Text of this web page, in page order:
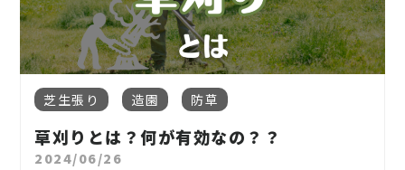
定期的な草刈りや除草作業は、雑草の成長を抑制す
るための基本的な方法です。草刈り機や除草剤を使っ
て、庭や畑、通路などの雑草を刈り取り、根絶や再生
を防ぎます。
マルチチップや木質チップの敷き詰め:
地面にマルチチップや木質チップを敷き詰めること
で、雑草の成長を抑制することができます。これらの
【青森県】青森県五所川原市、鯵ヶ沢町
その他青森県内対応
地域密着で伐採・抜根・剪定・草刈りなどのお庭の
こと、造園・植木屋をお探しなら当社にご相談くださ
い！
芝生張り 造園 防草
草刈りとは？何が有効なの？？
2024/06/26